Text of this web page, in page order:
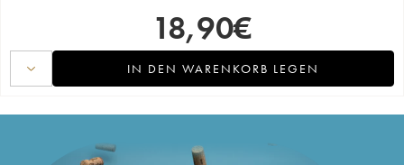
18,90€
IN DEN WARENKORB LEGEN